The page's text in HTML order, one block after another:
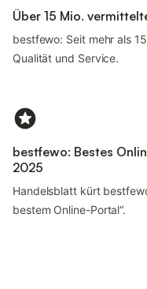
Über 15 Mio.
bestfewo: Seit mehr als
Qualität und Service.
bestfewo: Bestes
2025
Handelsblatt kürt
bestem Online-Portal“.